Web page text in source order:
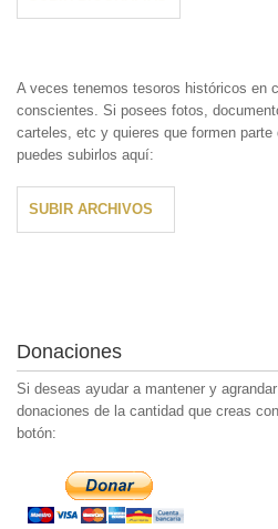
A veces tenemos tesoros históricos en
conscientes. Si posees fotos,
carteles, etc y quieres que formen
puedes subirlos aquí:
SUBIR ARCHIVOS
Donaciones
Si deseas ayudar a mantener y
donaciones de la cantidad que creas
botón: